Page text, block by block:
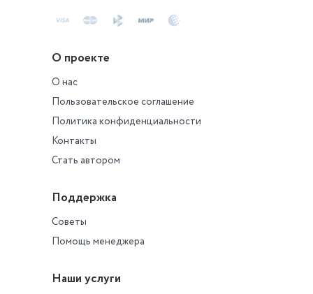
О проекте
О нас
Пользовательское соглашение
Политика конфиденциальности
Контакты
Стать автором
Поддержка
Советы
Помощь менеджера
Наши услуги